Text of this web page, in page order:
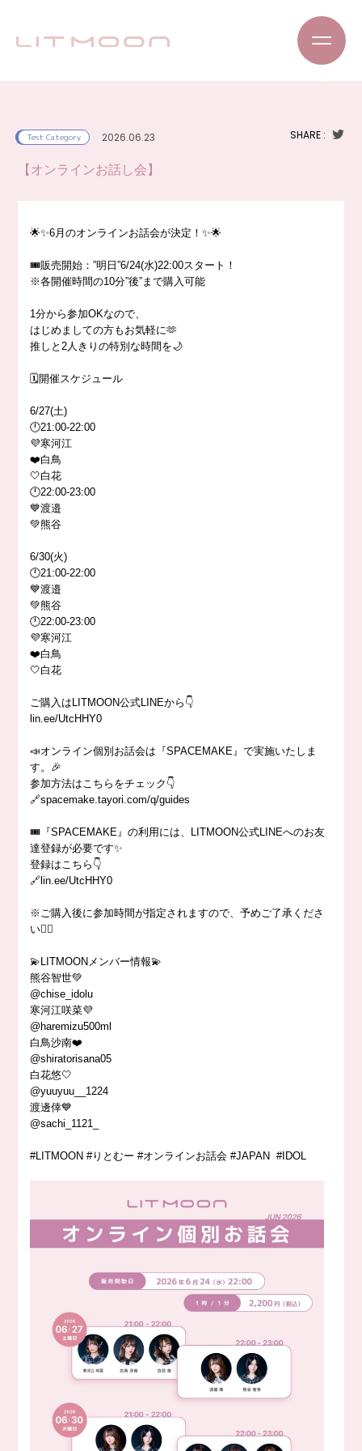
Test Category 2026.06.23 SHARE :
【オンラインお話し会】
🌟✨6月のオンラインお話会が決定！✨🌟
🎟販売開始：”明日”6/24(水)22:00スタート！
※各開催時間の10分”後”まで購入可能
1分から参加OKなので、
はじめましての方もお気軽に🫶
推しと2人きりの特別な時間を🌙
🗓開催スケジュール
6/27(土)
🕛21:00-22:00
💜寒河江
❤️白鳥
🤍白花
🕛22:00-23:00
💙渡邉
💚熊谷
6/30(火)
🕛21:00-22:00
💙渡邉
💚熊谷
🕛22:00-23:00
💜寒河江
❤️白鳥
🤍白花
ご購入はLITMOON公式LINEから👇
lin.ee/UtcHHY0
📣オンライン個別お話会は『SPACEMAKE』で実施いたしま
す。🎉
参加方法はこちらをチェック👇
🔗spacemake.tayori.com/q/guides
🎟『SPACEMAKE』の利用には、LITMOON公式LINEへのお友
達登録が必要です✨
登録はこちら👇
🔗lin.ee/UtcHHY0
※ご購入後に参加時間が指定されますので、予めご了承くださ
い🙇‍♀️
💫LITMOONメンバー情報💫
熊谷智世💚
@chise_idolu
寒河江咲菜💜
@haremizu500ml
白鳥沙南❤️
@shiratorisana05
白花悠🤍
@yuuyuu__1224
渡邊倖💙
@sachi_1121_
#LITMOON #りとむー #オンラインお話会 #JAPAN #IDOL